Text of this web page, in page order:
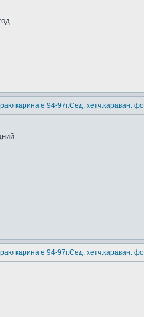
карина е 94-97г.Сед. хетч.караван.
карина е 94-97г.Сед. хетч.караван.